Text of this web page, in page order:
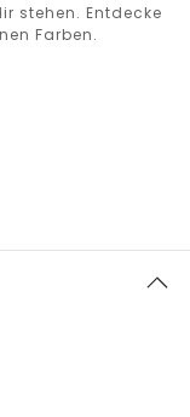
stehen. Entdecke
Farben.